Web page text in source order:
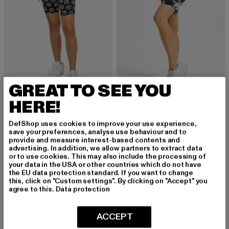
URBAN CLASSICS
Ladies Soft Aop Cycle
12,00 EUR
Derzeitiger Preis: 12,00 EUR
24,99 EURAktionspreis: 24,99 EUR
10,00 EUR
Derzeitiger Preis: 10,00 EUR
24,99 EURAktionspreis:
-10% -50%
GREAT TO SEE YOU
HERE!
DefShop uses cookies to improve your use experience,
save your preferences, analyse use behaviour and to
provide and measure interest-based contents and
advertising. In addition, we allow partners to extract data
or to use cookies. This may also include the processing of
your data in the USA or other countries which do not have
the EU data protection standard. If you want to change
this, click on "Custom settings". By clicking on "Accept" you
agree to this. Data protection
ACCEPT